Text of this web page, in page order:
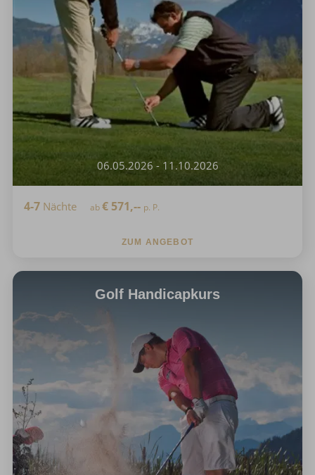
06.05.2026 - 11.10.2026
4-7 Nächte ab€ 571,-- p. P.
ZUM ANGEBOT
Golf Handicapkurs